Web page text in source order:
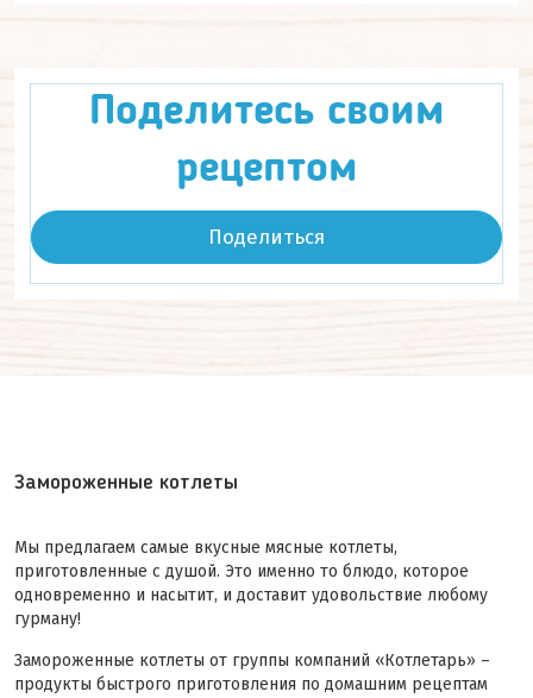
Поделитесь своим
рецептом
Поделиться
Замороженные котлеты
Мы предлагаем самые вкусные мясные котлеты,
приготовленные с душой. Это именно то блюдо, которое
одновременно и насытит, и доставит удовольствие любому
гурману!
Замороженные котлеты от группы компаний «Котлетарь» –
продукты быстрого приготовления по домашним рецептам